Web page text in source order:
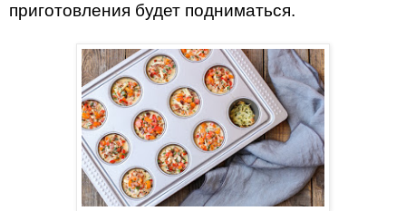
приготовления будет подниматься.